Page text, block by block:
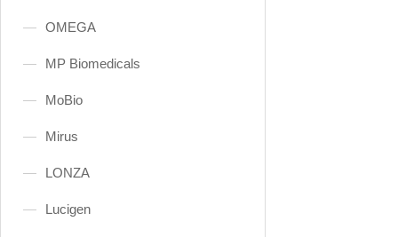
OMEGA
MP Biomedicals
MoBio
Mirus
LONZA
Lucigen